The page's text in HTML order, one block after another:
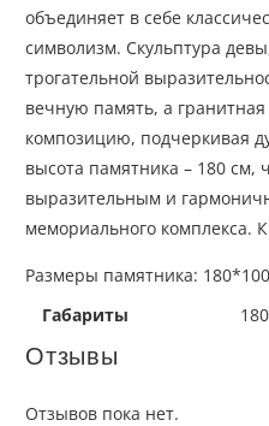
объединяет в себе
символизм. Скульптура
трогательной
вечную память, а
композицию, подчеркивая
высота памятника – 180 см,
выразительным и
мемориального комплекса.
Размеры памятника:
Габариты
Отзывы
Отзывов пока нет.